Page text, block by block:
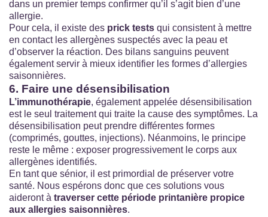
dans un premier temps confirmer qu’il s’agit bien d’une
allergie.
Pour cela, il existe des prick tests qui consistent à mettre
en contact les allergènes suspectés avec la peau et
d’observer la réaction. Des bilans sanguins peuvent
également servir à mieux identifier les formes d’allergies
saisonnières.
6. Faire une désensibilisation
L’immunothérapie, également appelée désensibilisation
est le seul traitement qui traite la cause des symptômes. La
désensibilisation peut prendre différentes formes
(comprimés, gouttes, injections). Néanmoins, le principe
reste le même : exposer progressivement le corps aux
allergènes identifiés.
En tant que sénior, il est primordial de préserver votre
santé. Nous espérons donc que ces solutions vous
aideront à traverser cette période printanière propice
aux allergies saisonnières.